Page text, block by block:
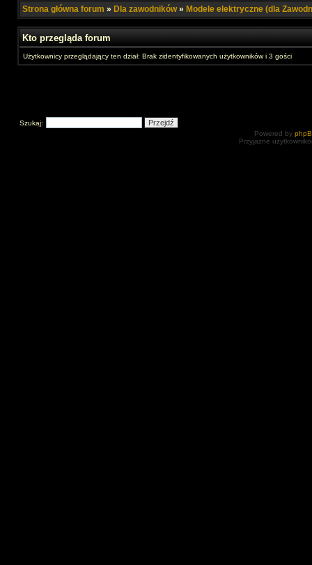
Strona główna forum » Dla zawodników» Modele elektryczne (dla
Kto przegląda forum
Użytkownicy przeglądający ten dział: Brak zidentyfikowanych użytkowników i 3 gości
Szukaj:
Powered by
Przyjazne